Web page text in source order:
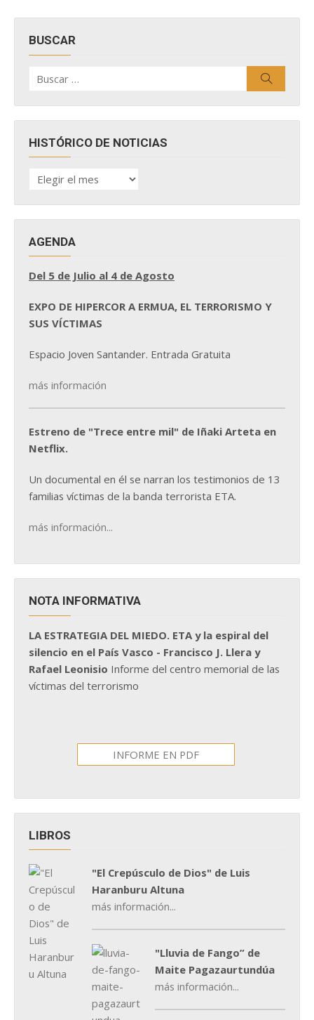
BUSCAR
por:
HISTÓRICO DE NOTICIAS
HISTÓRICO
DE
AGENDA
Del 5 de Julio al 4 de Agosto
EXPO DE HIPERCOR A ERMUA, EL TERRORISMO Y
SUS VÍCTIMAS
Espacio Joven Santander. Entrada Gratuita
más información
Estreno de "Trece entre mil" de Iñaki Arteta en
Netflix.
Un documental en él se narran los testimonios de 13
familias víctimas de la banda terrorista ETA.
más información...
NOTA INFORMATIVA
LA ESTRATEGIA DEL MIEDO. ETA y la espiral del
silencio en el País Vasco - Francisco J. Llera y
Rafael Leonisio Informe del centro memorial de las
víctimas del terrorismo
INFORME EN PDF
LIBROS
"El Crepúsculo de Dios" de Luis
Haranburu Altuna
más información...
"Lluvia de Fango” de
Maite Pagazaurtundúa
más información...